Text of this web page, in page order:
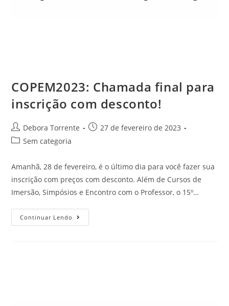
COPEM2023: Chamada final para
inscrição com desconto!
Debora Torrente
27 de fevereiro de 2023
Sem categoria
Amanhã, 28 de fevereiro, é o último dia para você fazer sua
inscrição com preços com desconto. Além de Cursos de
Imersão, Simpósios e Encontro com o Professor, o 15º…
Continuar Lendo